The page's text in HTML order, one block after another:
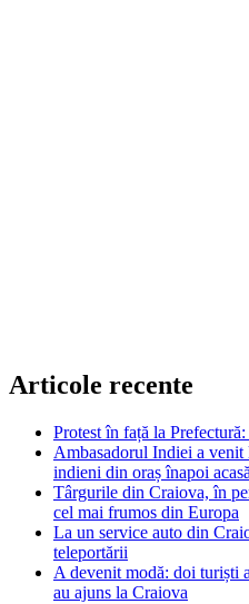
Articole recente
Protest în față la
Ambasadorul Indiei a venit
indieni din oraș înapoi acasă
Târgurile din Craiova, în
cel mai frumos din Europa
La un service auto din
teleportării
A devenit modă: doi turiști
au ajuns la Craiova